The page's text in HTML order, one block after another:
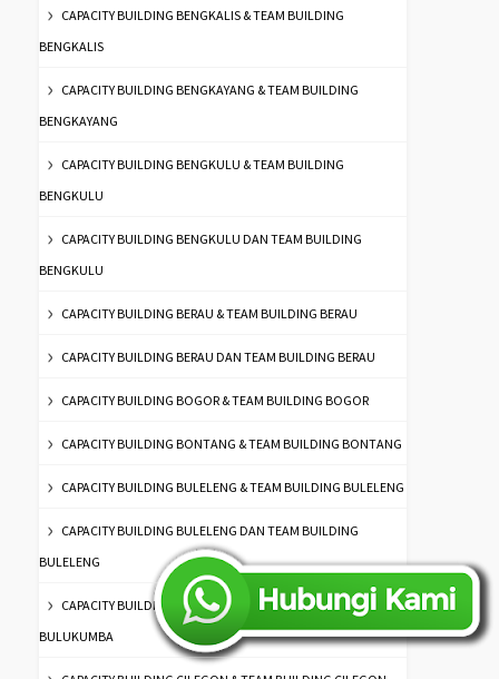
CAPACITY BUILDING BENGKALIS & TEAM BUILDING
BENGKALIS
CAPACITY BUILDING BENGKAYANG & TEAM BUILDING
BENGKAYANG
CAPACITY BUILDING BENGKULU & TEAM BUILDING
BENGKULU
CAPACITY BUILDING BENGKULU DAN TEAM BUILDING
BENGKULU
CAPACITY BUILDING BERAU & TEAM BUILDING BERAU
CAPACITY BUILDING BERAU DAN TEAM BUILDING BERAU
CAPACITY BUILDING BOGOR & TEAM BUILDING BOGOR
CAPACITY BUILDING BONTANG & TEAM BUILDING BONTANG
CAPACITY BUILDING BULELENG & TEAM BUILDING BULELENG
CAPACITY BUILDING BULELENG DAN TEAM BUILDING
BULELENG
CAPACITY BUILDING BULUKUMBA & TEAM BUILDING
BULUKUMBA